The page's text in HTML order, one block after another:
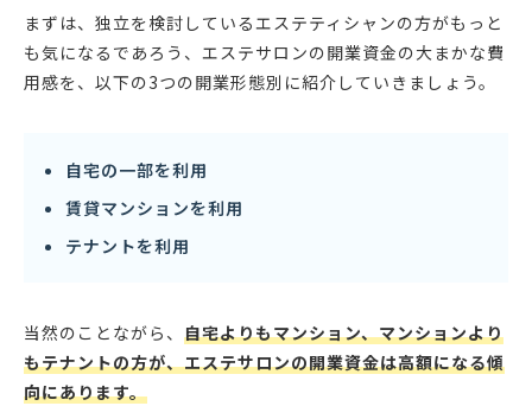
コンサルティングに勤めている。
まずは、独立を検討しているエステティシャンの方がもっと
も気になるであろう、エステサロンの開業資金の大まかな費
用感を、以下の3つの開業形態別に紹介していきましょう。
自宅の一部を利用
賃貸マンションを利用
テナントを利用
当然のことながら、 自宅よりもマンション、マンションより
もテナントの方が、エステサロンの開業資金は高額になる傾
向にあります。